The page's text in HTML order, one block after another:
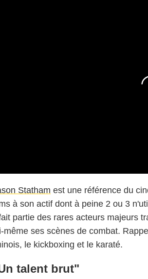
Statham est une référence du
à son actif dont à peine 2 ou 3
partie des rares acteurs majeurs
même ses scènes de combat.
le kickboxing et le karaté.
talent brut"